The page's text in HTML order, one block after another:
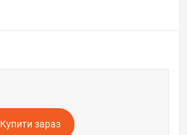
Купити зараз